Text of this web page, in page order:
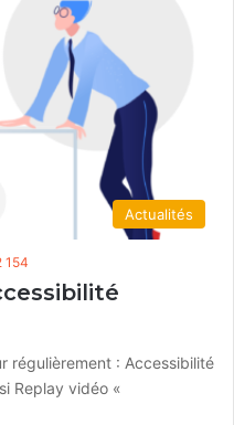
Actualités
154
régulièrement : Accessibilité
Replay vidéo «